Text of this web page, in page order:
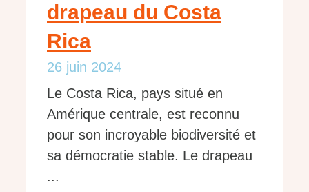
drapeau du Costa
Rica
26 juin 2024
Le Costa Rica, pays situé en
Amérique centrale, est reconnu
pour son incroyable biodiversité et
sa démocratie stable. Le drapeau
...